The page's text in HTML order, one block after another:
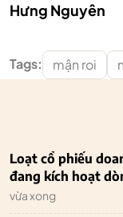
Hưng Nguyên
Tags: mận roi
Loạt cổ phiếu
đang kích hoạt
vừa xong